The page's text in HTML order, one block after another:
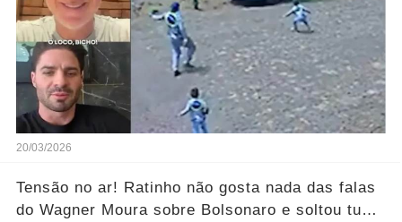
20/03/2026
Tensão no ar! Ratinho não gosta nada das falas
do Wagner Moura sobre Bolsonaro e soltou tudo